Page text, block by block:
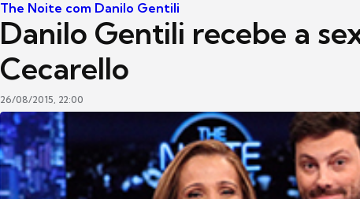
The Noite com Danilo Gentili
Danilo Gentili recebe a
Cecarello
26/08/2015, 22:00